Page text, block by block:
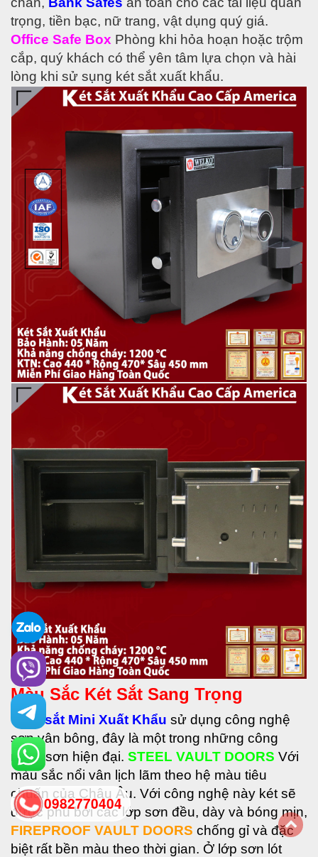
trọng, tiền bạc, nữ trang, vật dụng quý giá.
Office Safe Box Phòng khi hỏa hoạn hoặc trộm
cắp, quý khách có thể yên tâm lựa chọn và hài
lòng khi sử sụng két sắt xuất khẩu.
Màu Sắc Két Sắt Sang Trọng
• Két sắt Mini Xuất Khẩu sử dụng công nghệ
sơn vân bông, đây là một trong những công
nghệ sơn hiện đại. STEEL VAULT DOORS Với
màu sắc nổi vân lịch lãm theo hệ màu tiêu
chuẩn của Châu Âu. Với công nghệ này két sẽ
được phủ bởi các lớp sơn đều, dày và bóng mịn,
FIREPROOF VAULT DOORS chống gỉ và đặc
biệt rất bền màu theo thời gian. Ở lớp sơn lót
0982770404
back